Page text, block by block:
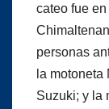
cateo fue
personas
la motoneta
Suzuki; y la